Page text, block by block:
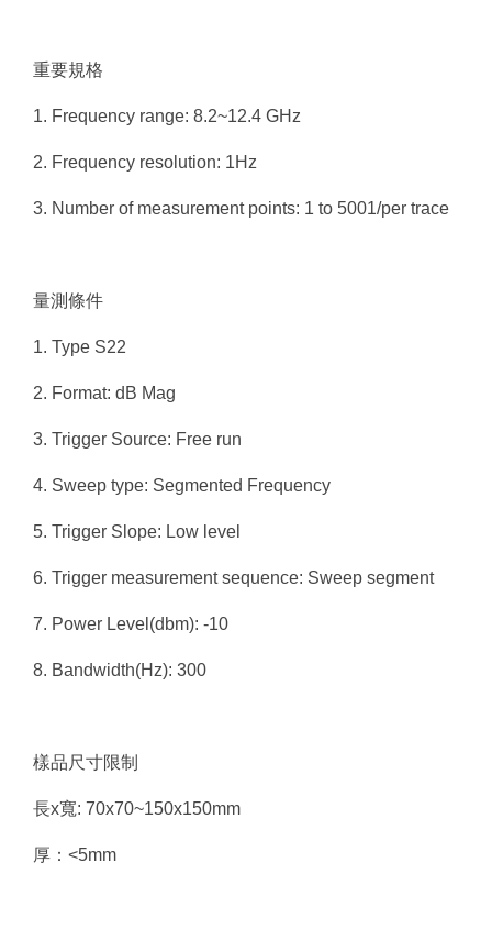
重要規格
1. Frequency range: 8.2~12.4 GHz
2. Frequency resolution: 1Hz
3. Number of measurement points: 1 to 5001/per trace
量測條件
1. Type S22
2. Format: dB Mag
3. Trigger Source: Free run
4. Sweep type: Segmented Frequency
5. Trigger Slope: Low level
6. Trigger measurement sequence: Sweep segment
7. Power Level(dbm): -10
8. Bandwidth(Hz): 300
樣品尺寸限制
長x寬: 70x70~150x150mm
厚：<5mm